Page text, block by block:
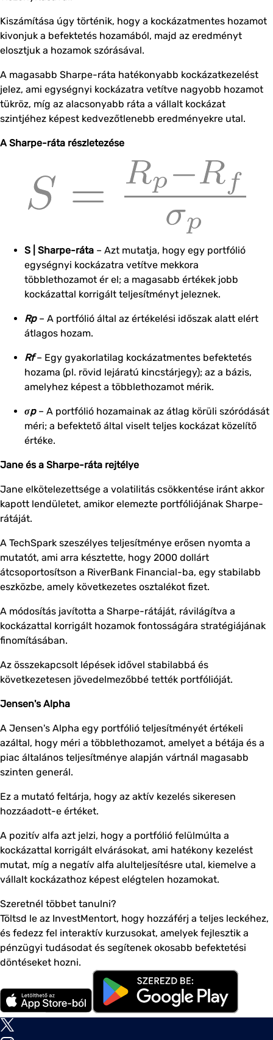
Kiszámítása úgy történik, hogy a kockázatmentes hozamot
kivonjuk a befektetés hozamából, majd az eredményt
elosztjuk a hozamok szórásával.
A magasabb Sharpe-ráta hatékonyabb kockázatkezelést
jelez, ami egységnyi kockázatra vetítve nagyobb hozamot
tükröz, míg az alacsonyabb ráta a vállalt kockázat
szintjéhez képest kedvezőtlenebb eredményekre utal.
A Sharpe-ráta részletezése
S | Sharpe-ráta – Azt mutatja, hogy egy portfólió
egységnyi kockázatra vetítve mekkora
többlethozamot ér el; a magasabb értékek jobb
kockázattal korrigált teljesítményt jeleznek.
Rp– A portfólió által az értékelési időszak alatt elért
átlagos hozam.
Rf– Egy gyakorlatilag kockázatmentes befektetés
hozama (pl. rövid lejáratú kincstárjegy); az a bázis,
amelyhez képest a többlethozamot mérik.
σp– A portfólió hozamainak az átlag körüli szóródását
méri; a befektető által viselt teljes kockázat közelítő
értéke.
Jane és a Sharpe-ráta rejtélye
Jane elkötelezettsége a volatilitás csökkentése iránt akkor
kapott lendületet, amikor elemezte portfóliójának Sharpe-
rátáját.
A TechSpark szeszélyes teljesítménye erősen nyomta a
mutatót, ami arra késztette, hogy 2000 dollárt
átcsoportosítson a RiverBank Financial-ba, egy stabilabb
eszközbe, amely következetes osztalékot fizet.
A módosítás javította a Sharpe-rátáját, rávilágítva a
kockázattal korrigált hozamok fontosságára stratégiájának
finomításában.
Az összekapcsolt lépések idővel stabilabbá és
következetesen jövedelmezőbbé tették portfólióját.
Jensen's Alpha
A Jensen's Alpha egy portfólió teljesítményét értékeli
azáltal, hogy méri a többlethozamot, amelyet a bétája és a
piac általános teljesítménye alapján vártnál magasabb
szinten generál.
Ez a mutató feltárja, hogy az aktív kezelés sikeresen
hozzáadott-e értéket.
A pozitív alfa azt jelzi, hogy a portfólió felülmúlta a
kockázattal korrigált elvárásokat, ami hatékony kezelést
mutat, míg a negatív alfa alulteljesítésre utal, kiemelve a
vállalt kockázathoz képest elégtelen hozamokat.
Szeretnél többet tanulni?
Töltsd le az InvestMentort, hogy hozzáférj a teljes leckéhez,
és fedezz fel interaktív kurzusokat, amelyek fejlesztik a
pénzügyi tudásodat és segítenek okosabb befektetési
döntéseket hozni.